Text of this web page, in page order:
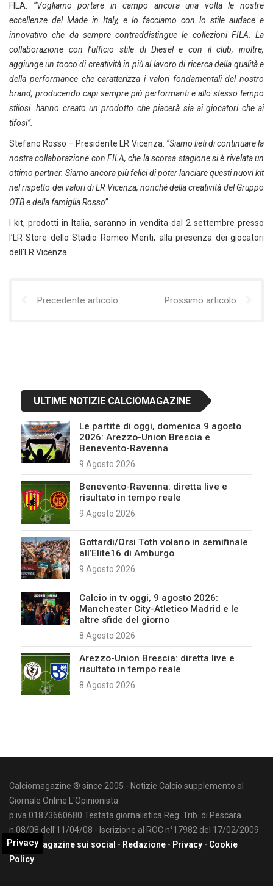
FILA: “Vogliamo portare in campo ancora una volta le nostre
eccellenze del Made in Italy, e lo facciamo con lo stile audace e
innovativo che da sempre contraddistingue le collezioni FILA. La
collaborazione con l’ufficio stile di Diesel e con il club, inoltre,
aggiunge un tocco di creatività in più al lavoro di ricerca della qualità e
della performance che caratterizza i valori fondamentali del nostro
brand, producendo capi sempre più performanti e allo stesso tempo
stilosi. hanno creato un prodotto che piacerà sia ai giocatori che ai
tifosi”.
Stefano Rosso – Presidente LR Vicenza: “Siamo lieti di continuare la
nostra collaborazione con FILA, che la scorsa stagione si è rivelata un
ottimo partner. Siamo ancora più felici di poter lanciare questi nuovi kit
nel rispetto dei valori di LR Vicenza, nonché della creatività del Gruppo
OTB e della famiglia Rosso”.
I kit, prodotti in Italia, saranno in vendita dal 2 settembre presso
l’LR Store dello Stadio Romeo Menti, alla presenza dei giocatori
dell’LR Vicenza.
Precedente articolo Prossimo articolo
ULTIME NOTIZIE CALCIOMAGAZINE
Le partite di oggi, domenica 9 agosto
2026: Arezzo-Union Brescia e
Benevento-Ravenna
9 Agosto 2026
Benevento-Ravenna: diretta live e
risultato in tempo reale
9 Agosto 2026
Gottardi/Orsi Toth volano in semifinale
all’Elite16 di Amburgo
9 Agosto 2026
Calcio in tv oggi, 9 agosto 2026:
Manchester City-Atletico Madrid e le
altre sfide del giorno
8 Agosto 2026
Arezzo-Union Brescia: diretta live e
risultato in tempo reale
8 Agosto 2026
Calciomagazine ® since 2005 - Notizie Calcio supplemento al
Giornale Online L'Opinionista
p.iva 01873660680 Testata giornalistica Reg. Trib. di Pescara
n.08/08 dell'11/04/08 - Iscrizione al ROC n°17982 del 17/02/2009
Calciomagazine sui social - Redazione - Privacy - Cookie
Policy
Privacy